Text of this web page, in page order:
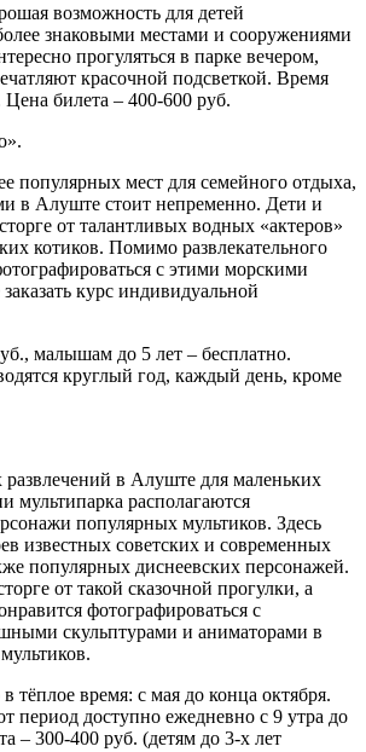
возможность для детей
знаковыми местами и сооружениями
прогуляться в парке вечером,
красочной подсветкой. Время
билета – 400-600 руб.
популярных мест для семейного отдыха,
в Алуште стоит непременно. Дети и
от талантливых водных «актеров»
котиков. Помимо развлекательного
с этими морскими
курс индивидуальной
малышам до 5 лет – бесплатно.
круглый год, каждый день, кроме
в Алуште для маленьких
мультипарка располагаются
популярных мультиков. Здесь
известных советских и современных
популярных диснеевских персонажей.
от такой сказочной прогулки, а
фотографироваться с
скульптурами и аниматорами в
тёплое время: с мая до конца октября.
период доступно ежедневно с 9 утра до
– 300-400 руб. (детям до 3-х лет